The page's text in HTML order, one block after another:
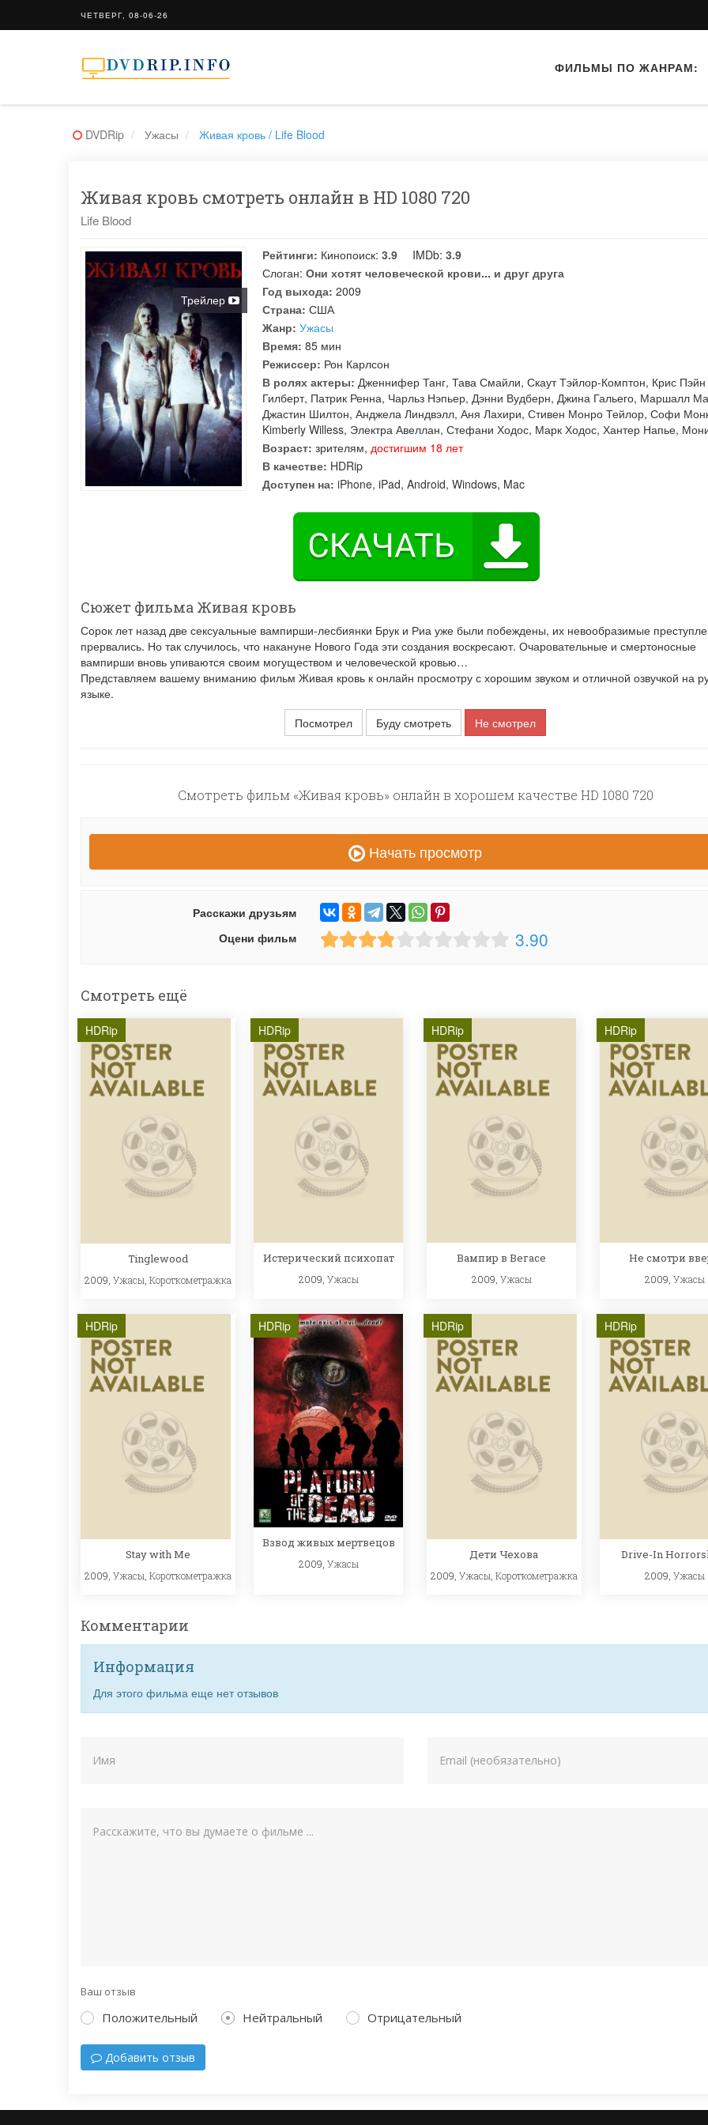
ЧЕТВЕРГ, 08-06-26
ФИЛЬМЫ ПО ЖАНРАМ:
DVDRip Ужасы Живая кровь / Life Blood
Живая кровь смотреть онлайн в HD 1080 720
Life Blood
Трейлер
Рейтинги: Кинопоиск: 3.9 IMDb: 3.9
Слоган: Они хотят человеческой крови... и друг друга
Год выхода: 2009
Страна: США
Жанр: Ужасы
Время: 85 мин
Режиссер: Рон Карлсон
В ролях актеры: Дженнифер Танг, Тава Смайли, Скаут Тэйлор-Комптон, Крис Пэйн
Гилберт, Патрик Ренна, Чарльз Нэпьер, Дэнни Вудберн, Джина Гальего, Маршалл
Джастин Шилтон, Анджела Линдвэлл, Аня Лахири, Стивен Монро Тейлор, Софи
Kimberly Willess, Электра Авеллан, Стефани Ходос, Марк Ходос, Хантер Напье,
Возраст: зрителям, достигшим 18 лет
В качестве: HDRip
Доступен на: iPhone, iPad, Android, Windows, Mac
Сюжет фильма Живая кровь
Сорок лет назад две сексуальные вампирши-лесбиянки Брук и Риа уже были побеждены, их невообразимые
прервались. Но так случилось, что накануне Нового Года эти создания воскресают. Очаровательные и смертоносные
вампирши вновь упиваются своим могуществом и человеческой кровью…
Представляем вашему вниманию фильм Живая кровь к онлайн просмотру с хорошим звуком и отличной озвучкой на
языке.
Посмотрел
Буду смотреть Не смотрел
Смотреть фильм «Живая кровь» онлайн в хорошем качестве HD 1080 720
Начать просмотр
Расскажи друзьям
Оцени фильм
3.90
Смотреть ещё
HDRip
Tinglewood
2009, Ужасы Короткометражка
HDRip
Истерический психопат
2009, Ужасы
HDRip
Вампир в Вегасе
2009, Ужасы
HDRip
Не смотри
2009, Ужасы
HDRip
Stay with Me
2009, Ужасы, Короткометражка
HDRip
Взвод живых мертвецов
2009, Ужасы
HDRip
Дети Чехова
2009, Ужасы, Короткометражка
HDRip
Drive-In
2009, Ужасы
Комментарии
Информация
Для этого фильма еще нет отзывов
Ваш отзыв
Положительный Нейтральный Отрицательный
Добавить отзыв